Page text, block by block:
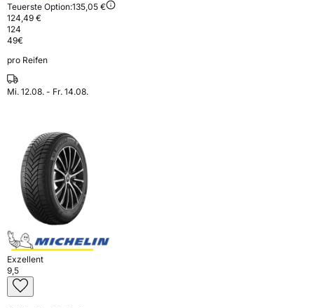
Teuerste Option:135,05 €
124,49 €
124
49€
pro Reifen
Mi. 12.08. - Fr. 14.08.
Exzellent
9,5